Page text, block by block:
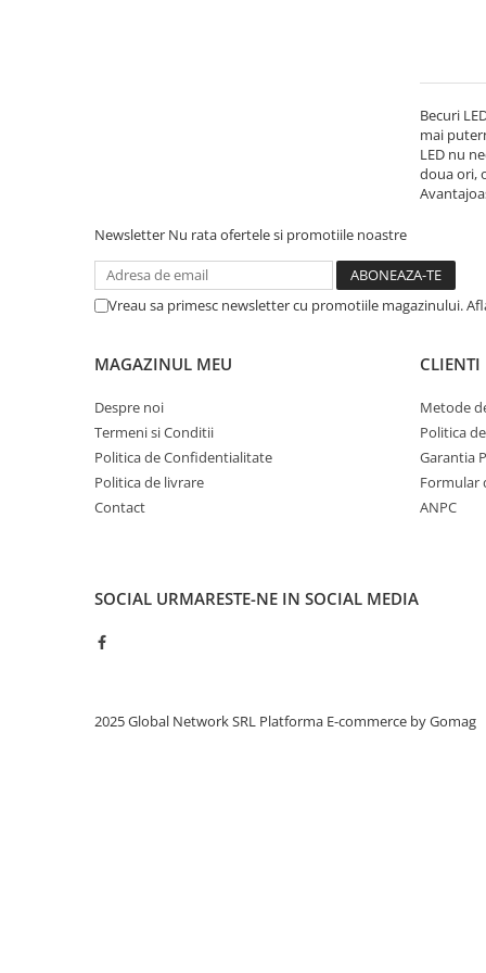
Paturi copii
Masa si scaune gradinita
Seturi comode living si dormitor
Becuri
mai
LED nu
doua ori,
Newsletter Nu rata ofertele si promotiile noastre
Vreau sa primesc newsletter cu promotiile magazinului.
MAGAZINUL MEU
Despre noi
Termeni si Conditii
Politica de Confidentialitate
Politica de livrare
Contact
CLIENTI
Metode
Politica
Garantia
Formular
ANPC
SOCIAL URMARESTE-NE IN SOCIAL MEDIA
2025 Global Network SRL Platforma E-commerce by Gomag